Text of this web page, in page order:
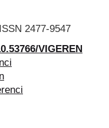
2477-9547
VIGEREN